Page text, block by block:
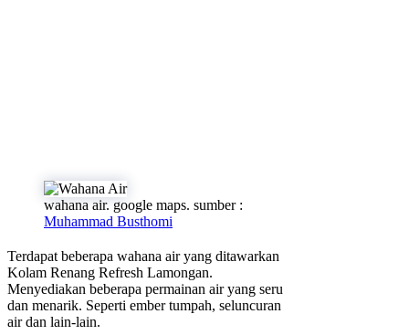
wahana air. google maps. sumber :
Muhammad Busthomi
Terdapat beberapa wahana air yang ditawarkan
Kolam Renang Refresh Lamongan.
Menyediakan beberapa permainan air yang seru
dan menarik. Seperti ember tumpah, seluncuran
air dan lain-lain.